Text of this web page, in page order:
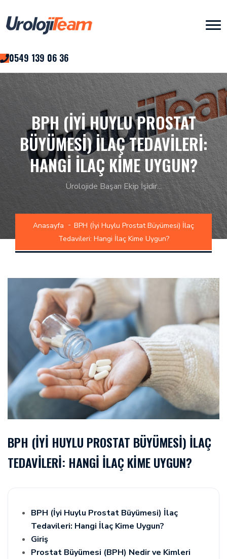
0549 139 06 36
BPH (İYI HUYLU PROSTAT
BÜYÜMESI) İLAÇ TEDAVILERI:
HANGI İLAÇ KIME UYGUN?
Ürolojide Başarı Ekip İşidir...
Anasayfa
BPH (İyi Huylu Prostat Büyümesi) İlaç
Tedavileri: Hangi İlaç Kime Uygun?
BPH (İYI HUYLU PROSTAT BÜYÜMESI) İLAÇ
TEDAVILERI: HANGI İLAÇ KIME UYGUN?
BPH (İyi Huylu Prostat Büyümesi) İlaç
Tedavileri: Hangi İlaç Kime Uygun?
Giriş
Prostat Büyümesi (BPH) Nedir ve Kimleri